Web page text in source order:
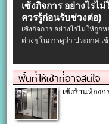
เซ้งกิจการ อย่างไรไ
ควรรู้ก่อนรับช่วงต่อ)
เซ้งกิจการ อย่างไรไม่ให้ถู
ต่างๆ ในการดูว่า ประกาศ
พื้นที่ให้เช่าที่อาจสนใจ
เซ้งร้านห้องก